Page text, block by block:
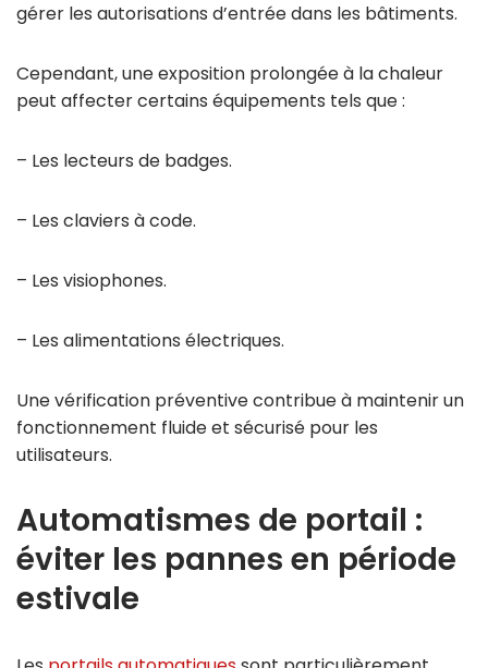
gérer les autorisations d’entrée dans les bâtiments.
Cependant, une exposition prolongée à la chaleur
peut affecter certains équipements tels que :
– Les lecteurs de badges.
– Les claviers à code.
– Les visiophones.
– Les alimentations électriques.
Une vérification préventive contribue à maintenir un
fonctionnement fluide et sécurisé pour les
utilisateurs.
Automatismes de portail :
éviter les pannes en période
estivale